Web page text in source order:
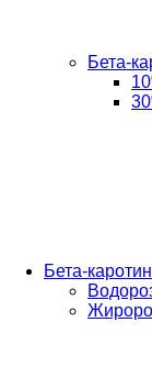
Бета-
Бета-каротин